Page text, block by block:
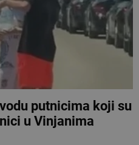
putnicima koji su
u Vinjanima